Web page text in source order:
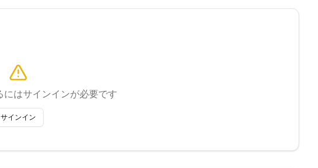
にはサインインが必要です
サインイン